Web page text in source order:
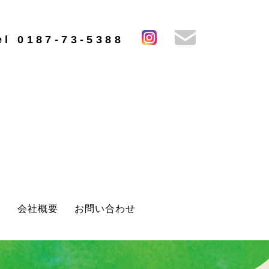
0187-73-5388
会社概要 お問い合わせ